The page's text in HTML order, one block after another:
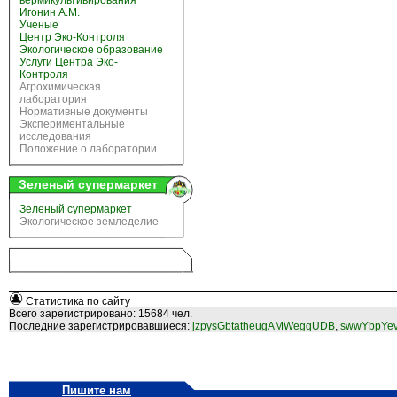
Игонин А.М.
Ученые
Центр Эко-Контроля
Экологическое образование
Услуги Центра Эко-
Контроля
Агрохимическая
лаборатория
Нормативные документы
Экспериментальные
исследования
Положение о лаборатории
Зеленый супермаркет
Зеленый супермаркет
Экологическое земледелие
Статистика по сайту
Всего зарегистрировано: 15684 чел.
Последние зарегистрировавшиеся: jzpysGbtatheugAMWegqUDB,
Пишите нам